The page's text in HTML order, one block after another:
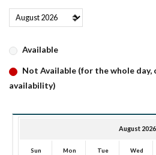
Available
Not Available (for the whole day,
availability)
August 2026
Sun Mon Tue Wed